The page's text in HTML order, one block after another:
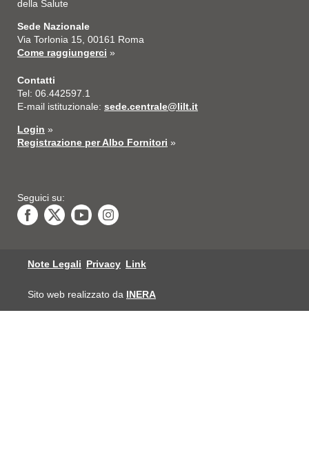
della Salute
Sede Nazionale
Via Torlonia 15, 00161 Roma
Come raggiungerci »
Contatti
Tel: 06.442597.1
E-mail istituzionale: sede.centrale@lilt.it
Login »
Registrazione per Albo Fornitori »
Seguici su:
Note Legali Privacy Link
Sito web realizzato da INERA